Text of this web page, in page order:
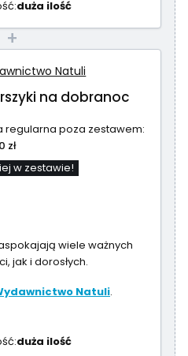
duża ilość
+
Natuli
na dobranoc
regularna poza zestawem:
zł
w zestawie!
wiele ważnych
jak i dorosłych.
Natuli.
duża ilość